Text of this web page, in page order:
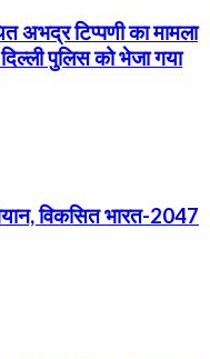
अभद्र टिप्पणी का मामला
पुलिस को भेजा गया
विकसित भारत-2047